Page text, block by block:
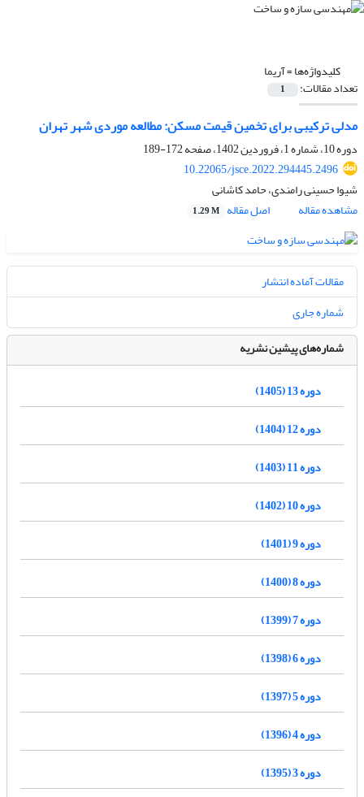
کلیدواژه‌ها =آریما
تعداد مقالات: 1
مدلی ترکیبی برای تخمین قیمت مسکن: مطالعه موردی شهر تهران
دوره 10، شماره 1، فروردین 1402، صفحه
172-189
10.22065/jsce.2022.294445.2496
شیوا حسینی رامندی، حامد کاشانی
مشاهده مقاله
اصل مقاله 1.29 M
مقالات آماده انتشار
شماره جاری
شماره‌های پیشین نشریه
دوره 13 (1405)
دوره 12 (1404)
دوره 11 (1403)
دوره 10 (1402)
دوره 9 (1401)
دوره 8 (1400)
دوره 7 (1399)
دوره 6 (1398)
دوره 5 (1397)
دوره 4 (1396)
دوره 3 (1395)